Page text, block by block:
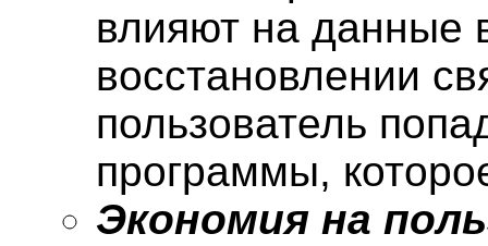
влияют на данные
восстановлении
пользователь
программы,
Экономия на